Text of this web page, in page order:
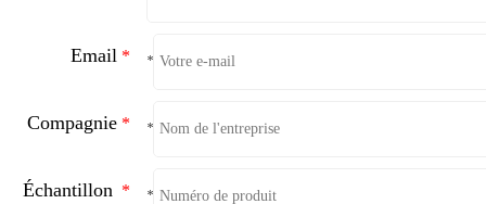
Email * *
Compagnie * *
Échantillon * *